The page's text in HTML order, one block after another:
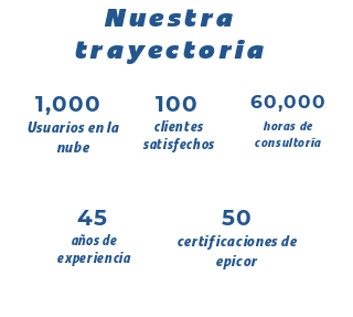
Nuestra
trayectoria
1,000 100 60,000
Usuarios en la
nube
clientes
satisfechos
horas de
consultoría
45
años de
experiencia
50
certificaciones de
epicor